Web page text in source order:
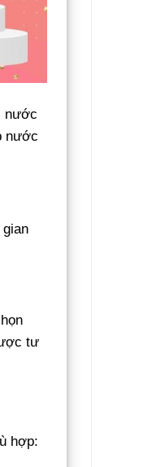
nước
nước
tư
hợp: